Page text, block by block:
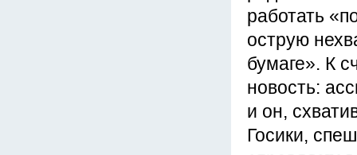
работать
острую
бумаге». К
новость:
и он,
Госики,